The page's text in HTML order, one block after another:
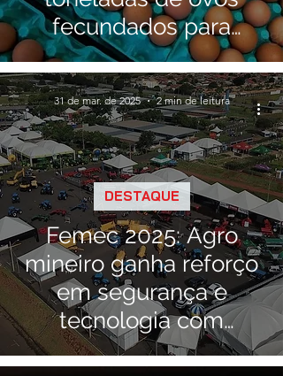
fecundados para
conter gripe aviária
Femec 2025: Agro
mineiro ganha reforço
em segurança e
tecnologia com
Inteligência Artificial
DESTAQUE
31 de mar. de 2025 2 min de leitura